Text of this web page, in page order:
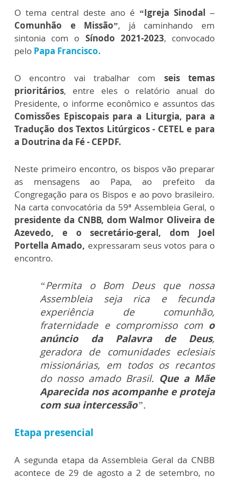
O tema central deste ano é “Igreja Sinodal –
Comunhão e Missão”, já caminhando em
sintonia com o Sínodo 2021-2023, convocado
pelo Papa Francisco.
O encontro vai trabalhar com seis temas
prioritários, entre eles o relatório anual do
Presidente, o informe econômico e assuntos das
Comissões Episcopais para a Liturgia, para a
Tradução dos Textos Litúrgicos - CETEL e para
a Doutrina da Fé - CEPDF.
Neste primeiro encontro, os bispos vão preparar
as mensagens ao Papa, ao prefeito da
Congregação para os Bispos e ao povo brasileiro.
Na carta convocatória da 59ª Assembleia Geral, o
presidente da CNBB, dom Walmor Oliveira de
Azevedo, e o secretário-geral, dom Joel
Portella Amado, expressaram seus votos para o
encontro.
“Permita o Bom Deus que nossa
Assembleia seja rica e fecunda
experiência de comunhão,
fraternidade e compromisso com o
anúncio da Palavra de Deus,
geradora de comunidades eclesiais
missionárias, em todos os recantos
do nosso amado Brasil. Que a Mãe
Aparecida nos acompanhe e proteja
com sua intercessão”.
Etapa presencial
A segunda etapa da Assembleia Geral da CNBB
acontece de 29 de agosto a 2 de setembro, no